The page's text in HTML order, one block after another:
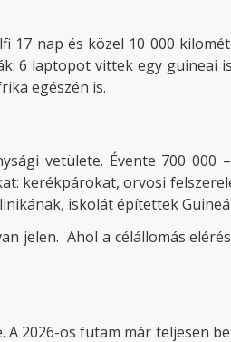
17 nap és közel 10 000
6 laptopot vittek egy guineai
egészén is.
vetülete. Évente 700
kerékpárokat, orvosi
iskolát építettek
jelen. Ahol a célállomás
2026-os futam már teljesen